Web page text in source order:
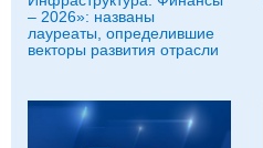
– 2026»: названы
лауреаты, определившие
векторы развития отрасли